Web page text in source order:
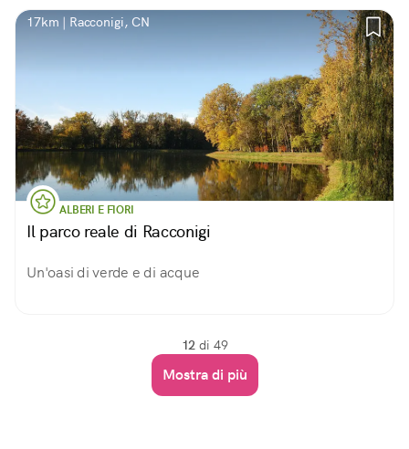
17km | Racconigi, CN
ALBERI E FIORI
Il parco reale di Racconigi
Un'oasi di verde e di acque
12 di 49
Mostra di più